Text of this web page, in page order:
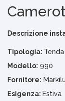
Descrizione
Tipologia:
Modello: 990
Fornitore:
Esigenza: Estiva